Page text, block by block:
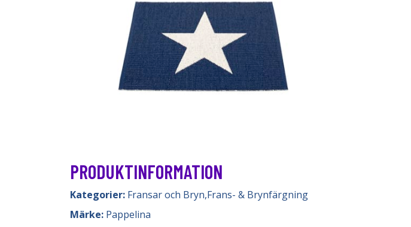
PRODUKTINFORMATION
Kategorier: Fransar och Bryn,Frans- & Brynfärgning
Märke: Pappelina